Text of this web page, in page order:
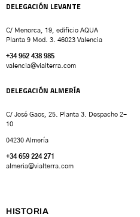
DELEGACIÓN LEVANTE
C/ Menorca, 19, edificio AQUA
Planta 9 Mod. 3. 46023 Valencia
+34 962 438 985
valencia@vialterra.com
DELEGACIÓN ALMERÍA
C/ José Gaos, 25. Planta 3. Despacho 2-
10
04230 Almería
+34 659 224 271
almeria@vialterra.com
HISTORIA